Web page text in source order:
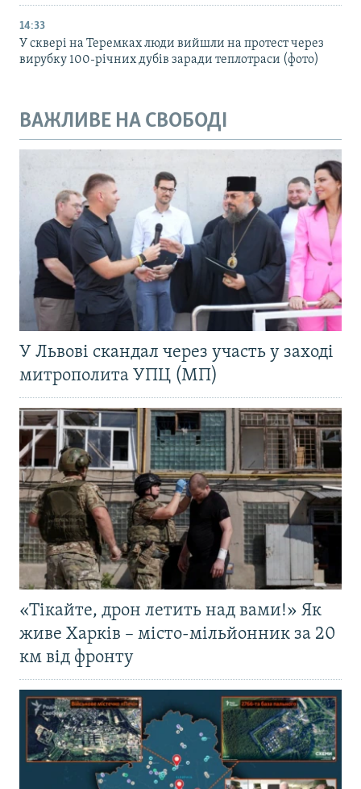
14:33
У сквері на Теремках люди вийшли на протест через
вирубку 100-річних дубів заради теплотраси (фото)
ВАЖЛИВЕ НА СВОБОДІ
У Львові скандал через участь у заході
митрополита УПЦ (МП)
«Тікайте, дрон летить над вами!» Як
живе Харків – місто-мільйонник за 20
км від фронту